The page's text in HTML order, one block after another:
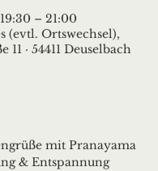
– 21:00
(evtl. Ortswechsel),
11 · 54411 Deuselbach
mit Pranayama
& Entspannung